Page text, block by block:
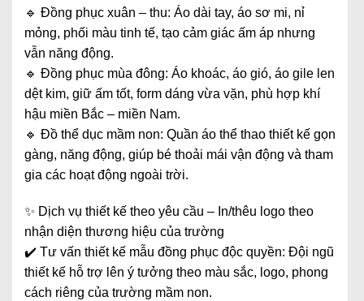
🔹 Đồng phục xuân – thu: Áo dài tay, áo sơ mi, nỉ
mỏng, phối màu tinh tế, tạo cảm giác ấm áp nhưng
vẫn năng động.
🔹 Đồng phục mùa đông: Áo khoác, áo gió, áo gile len
dệt kim, giữ ấm tốt, form dáng vừa vặn, phù hợp khí
hậu miền Bắc – miền Nam.
🔹 Đồ thể dục mầm non: Quần áo thể thao thiết kế gọn
gàng, năng động, giúp bé thoải mái vận động và tham
gia các hoạt động ngoài trời.
✨ Dịch vụ thiết kế theo yêu cầu – In/thêu logo theo
nhận diện thương hiệu của trường
✔️ Tư vấn thiết kế mẫu đồng phục độc quyền: Đội ngũ
thiết kế hỗ trợ lên ý tưởng theo màu sắc, logo, phong
cách riêng của trường mầm non.